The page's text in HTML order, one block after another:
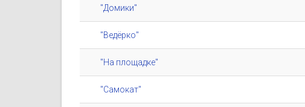
"Домики"
"Ведёрко"
"На площадке"
"Самокат"